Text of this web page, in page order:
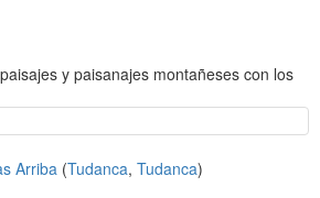
y paisanajes montañeses con los
Arriba (Tudanca, Tudanca)